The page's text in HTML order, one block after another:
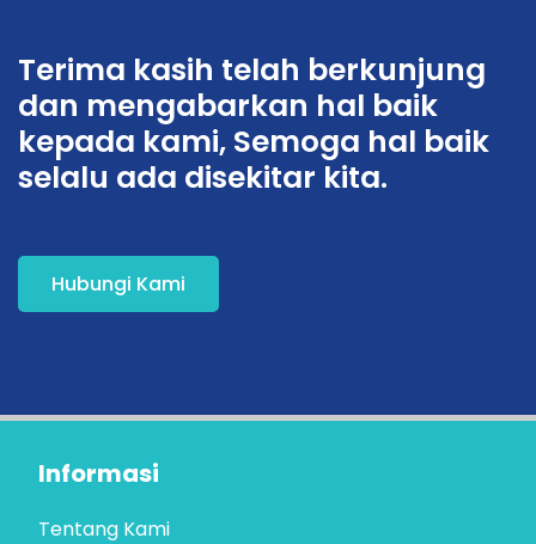
Terima kasih telah berkunjung
dan mengabarkan hal baik
kepada kami, Semoga hal baik
selalu ada disekitar kita.
Hubungi Kami
Informasi
Tentang Kami